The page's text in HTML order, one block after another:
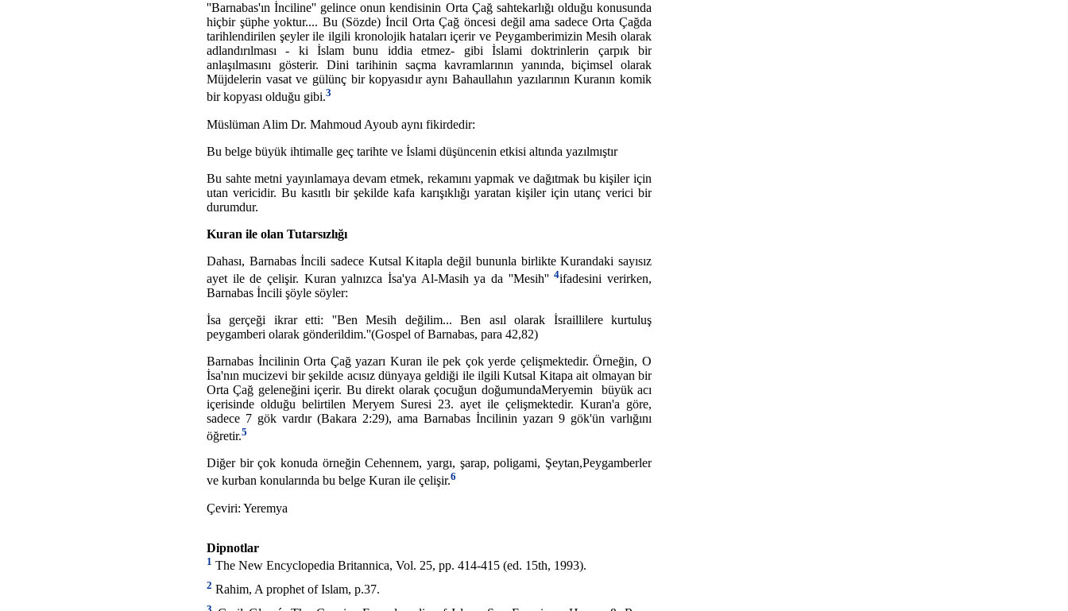
''Barnabas'ın İnciline'' gelince onun kendisinin Orta Çağ sahtekarlığı olduğu konusunda
hiçbir şüphe yoktur.... Bu (Sözde) İncil Orta Çağ öncesi değil ama sadece Orta Çağda
tarihlendirilen şeyler ile ilgili kronolojik hataları içerir ve Peygamberimizin Mesih olarak
adlandırılması - ki İslam bunu iddia etmez- gibi İslami doktrinlerin çarpık bir
anlaşılmasını gösterir. Dini tarihinin saçma kavramlarının yanında, biçimsel olarak
Müjdelerin vasat ve gülünç bir kopyasıdır aynı Bahaullahın yazılarının Kuranın komik
bir kopyası olduğu gibi.3
Müslüman Alim Dr. Mahmoud Ayoub aynı fikirdedir:
Bu belge büyük ihtimalle geç tarihte ve İslami düşüncenin etkisi altında yazılmıştır
Bu sahte metni yayınlamaya devam etmek, rekamını yapmak ve dağıtmak bu kişiler için
utan vericidir. Bu kasıtlı bir şekilde kafa karışıklığı yaratan kişiler için utanç verici bir
durumdur.
Kuran ile olan Tutarsızlığı
Dahası, Barnabas İncili sadece Kutsal Kitapla değil bununla birlikte Kurandaki sayısız
ayet ile de çelişir. Kuran yalnızca İsa'ya Al-Masih ya da ''Mesih''4ifadesini verirken,
Barnabas İncili şöyle söyler:
İsa gerçeği ikrar etti: ''Ben Mesih değilim... Ben asıl olarak İsraillilere kurtuluş
peygamberi olarak gönderildim.''(Gospel of Barnabas, para 42,82)
Barnabas İncilinin Orta Çağ yazarı Kuran ile pek çok yerde çelişmektedir. Örneğin, O
İsa'nın mucizevi bir şekilde acısız dünyaya geldiği ile ilgili Kutsal Kitapa ait olmayan bir
Orta Çağ geleneğini içerir. Bu direkt olarak çocuğun doğumundaMeryemin büyük acı
içerisinde olduğu belirtilen Meryem Suresi 23. ayet ile çelişmektedir. Kuran'a göre,
sadece 7 gök vardır (Bakara 2:29), ama Barnabas İncilinin yazarı 9 gök'ün varlığını
öğretir.5
Diğer bir çok konuda örneğin Cehennem, yargı, şarap, poligami, Şeytan,Peygamberler
ve kurban konularında bu belge Kuran ile çelişir.6
Çeviri: Yeremya
Dipnotlar
1 The New Encyclopedia Britannica, Vol. 25, pp. 414-415 (ed. 15th, 1993).
2 Rahim, A prophet of Islam, p.37.